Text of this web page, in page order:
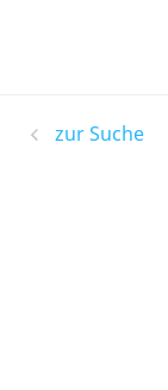
zur Suche